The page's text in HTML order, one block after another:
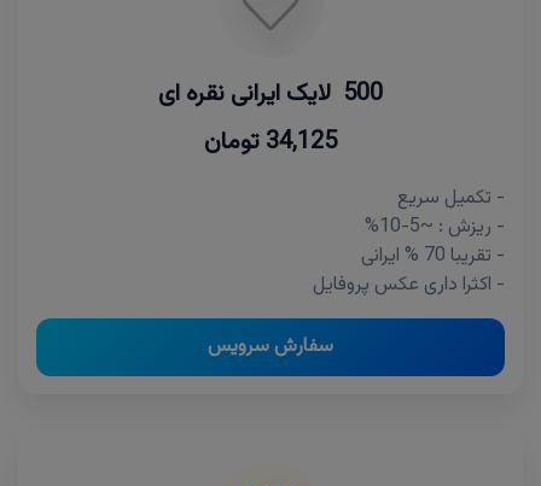
500 لایک ایرانی نقره ای
34,125 تومان
- تکمیل سریع
- ریزش : ~5-10%
- تقریبا 70 % ایرانی
- اکثرا داری عکس پروفایل
سفارش سرویس